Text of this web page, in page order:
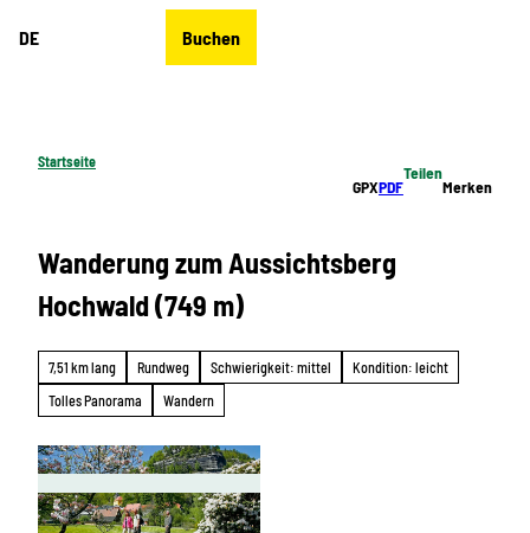
DE Buchen
Startseite
GPXPDF
Teilen
Merken
Wanderung zum Aussichtsberg
Hochwald (749 m)
7,51 km lang Rundweg Schwierigkeit: mittel
Kondition: leicht
Tolles Panorama
Wandern